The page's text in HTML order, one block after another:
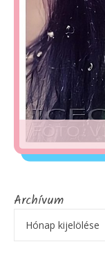
Archívum